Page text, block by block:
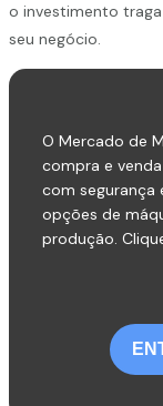
o investimento
seu negócio.
O Mercado de
compra e
com segurança
opções de
produção.